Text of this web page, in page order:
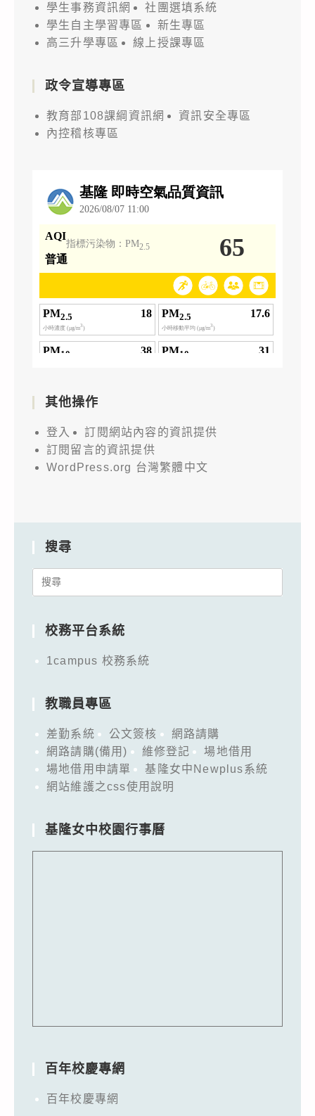
學生事務資訊網
社團選填系統
學生自主學習專區
新生專區
高三升學專區
線上授課專區
政令宣導專區
教育部108課綱資訊網
資訊安全專區
內控稽核專區
其他操作
登入
訂閱網站內容的資訊提供
訂閱留言的資訊提供
WordPress.org 台灣繁體中文
搜尋
Search
校務平台系統
1campus 校務系統
教職員專區
差勤系統 公文簽核
網路請購
網路請購(備用)
維修登記
場地借用
場地借用申請單
基隆女中Newplus系統
網站維護之css使用說明
基隆女中校園行事曆
百年校慶專網
百年校慶專網